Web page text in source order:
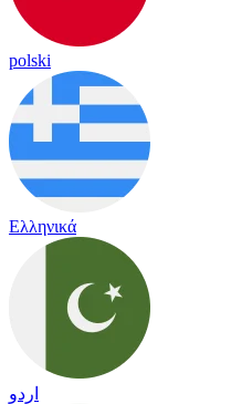
polski
Ελληνικά
اردو